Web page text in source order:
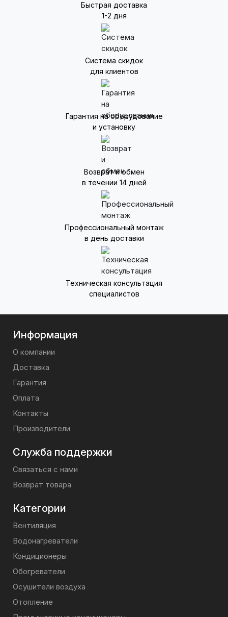
Быстрая доставка
1-2 дня
Система скидок
для клиентов
Гарантия на оборудование
и установку
Возврат и обмен
в течении 14 дней
Профессиональный монтаж
в день доставки
Техническая консультация
специалистов
Информация
О компании
Доставка
Гарантия
Оплата
Контакты
Производители
Служба поддержки
Связаться с нами
Возврат товара
Категории
Вентиляция
Водонагреватели
Кондиционеры
Обогреватели
Осушители воздуха
Отопление